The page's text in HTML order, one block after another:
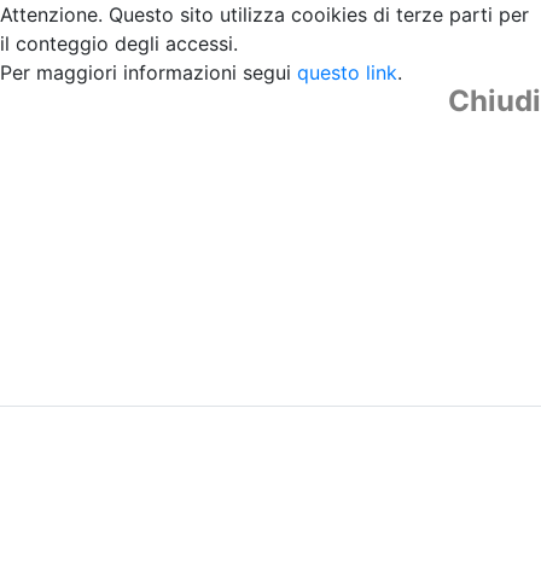
Attenzione. Questo sito utilizza cooikies di terze parti per
il conteggio degli accessi.
Per maggiori informazioni segui questo link.
Chiudi